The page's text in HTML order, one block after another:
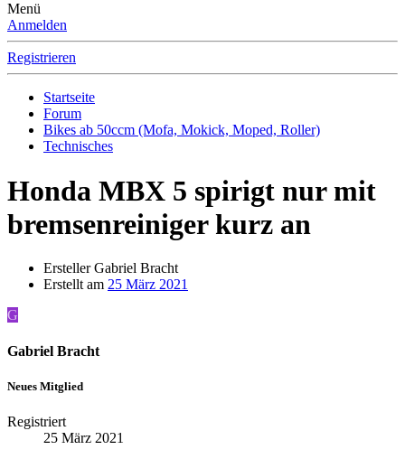
Menü
Anmelden
Registrieren
Startseite
Forum
Bikes ab 50ccm (Mofa, Mokick, Moped, Roller)
Technisches
Honda MBX 5 spirigt nur mit
bremsenreiniger kurz an
ErstellerGabriel Bracht
Erstellt am 25 März 2021
G
Gabriel Bracht
Neues Mitglied
Registriert
25 März 2021